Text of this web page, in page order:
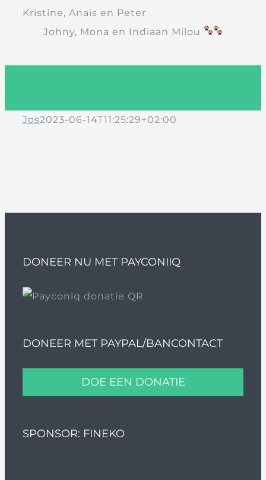
Kristine, Anaïs en Peter
Johny, Mona en Indiaan Milou
Jos2023-06-14T11:25:29+02:00
DONEER NU MET PAYCONIIQ
DONEER MET PAYPAL/BANCONTACT
DOE EEN DONATIE
SPONSOR: FINEKO